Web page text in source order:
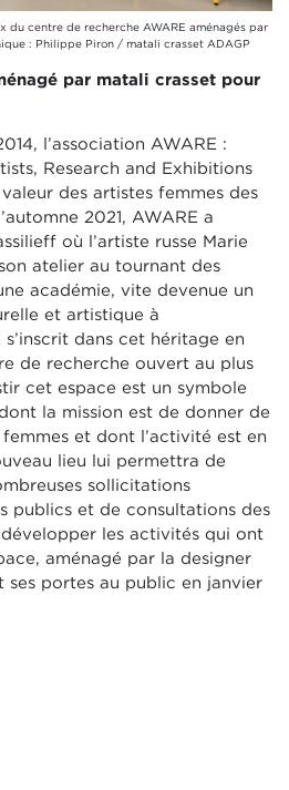
du centre de recherche AWARE aménagés par
: Philippe Piron / matali crasset ADAGP
par matali crasset pour
l’association AWARE :
Research and Exhibitions
des artistes femmes des
2021, AWARE a
où l’artiste russe Marie
atelier au tournant des
académie, vite devenue un
et artistique à
dans cet héritage en
de recherche ouvert au plus
cet espace est un symbole
la mission est de donner de
et dont l’activité est en
lieu lui permettra de
sollicitations
publics et de consultations des
les activités qui ont
aménagé par la designer
ses portes au public en janvier